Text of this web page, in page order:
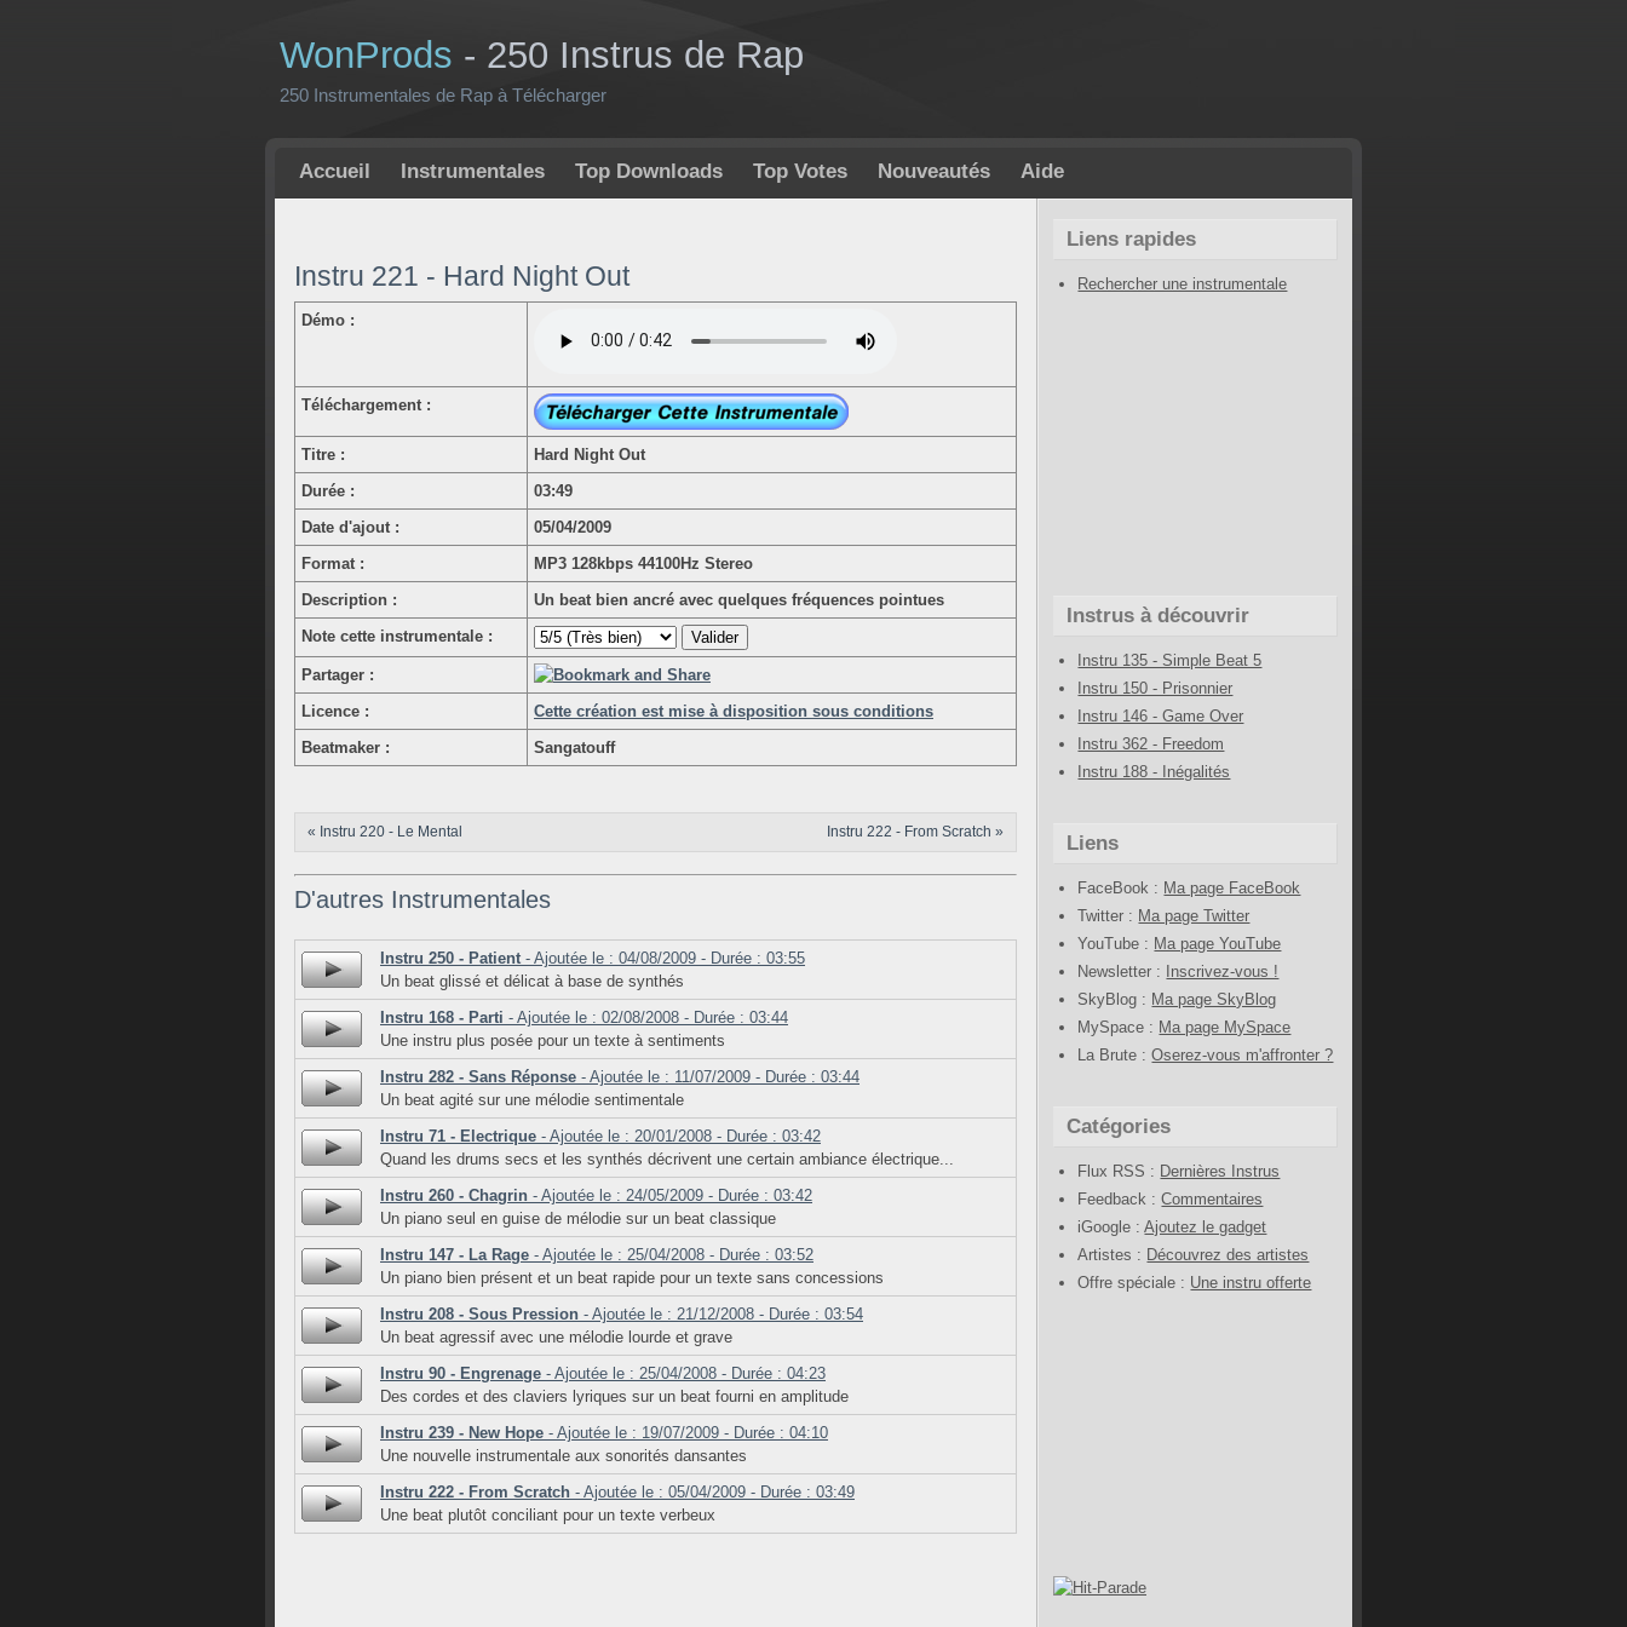
WonProds - 250 Instrus de Rap
250 Instrumentales de Rap à Télécharger
Accueil Instrumentales Top Downloads Top Votes Nouveautés Aide
Instru 221 - Hard Night Out
Démo :
Téléchargement :
Titre :
Hard Night Out
Durée :
03:49
Date d'ajout :
05/04/2009
Format :
MP3 128kbps 44100Hz Stereo
Description :
Un beat bien ancré avec quelques fréquences pointues
Note cette instrumentale :
Partager :
Licence :
Cette création est mise à disposition sous conditions
Beatmaker :
Sangatouff
« Instru 220 - Le Mental Instru 222 - From Scratch »
D'autres Instrumentales
Instru 250 - Patient - Ajoutée le : 04/08/2009 - Durée : 03:55
Un beat glissé et délicat à base de synthés
Instru 168 - Parti - Ajoutée le : 02/08/2008 - Durée : 03:44
Une instru plus posée pour un texte à sentiments
Instru 282 - Sans Réponse - Ajoutée le : 11/07/2009 - Durée : 03:44
Un beat agité sur une mélodie sentimentale
Instru 71 - Electrique - Ajoutée le : 20/01/2008 - Durée : 03:42
Quand les drums secs et les synthés décrivent une certain ambiance électrique...
Instru 260 - Chagrin - Ajoutée le : 24/05/2009 - Durée : 03:42
Un piano seul en guise de mélodie sur un beat classique
Instru 147 - La Rage - Ajoutée le : 25/04/2008 - Durée : 03:52
Un piano bien présent et un beat rapide pour un texte sans concessions
Instru 208 - Sous Pression - Ajoutée le : 21/12/2008 - Durée : 03:54
Un beat agressif avec une mélodie lourde et grave
Instru 90 - Engrenage - Ajoutée le : 25/04/2008 - Durée : 04:23
Des cordes et des claviers lyriques sur un beat fourni en amplitude
Instru 239 - New Hope - Ajoutée le : 19/07/2009 - Durée : 04:10
Une nouvelle instrumentale aux sonorités dansantes
Instru 222 - From Scratch - Ajoutée le : 05/04/2009 - Durée : 03:49
Une beat plutôt conciliant pour un texte verbeux
Liens rapides
Rechercher une instrumentale
Instrus à découvrir
Instru 135 - Simple Beat 5
Instru 150 - Prisonnier
Instru 146 - Game Over
Instru 362 - Freedom
Instru 188 - Inégalités
Liens
FaceBook : Ma page FaceBook
Twitter : Ma page Twitter
YouTube : Ma page YouTube
Newsletter :
Inscrivez-vous !
SkyBlog : Ma page SkyBlog
MySpace : Ma page MySpace
La Brute :Oserez-vous m'affronter ?
Catégories
Flux RSS : Dernières Instrus
Feedback :Commentaires
iGoogle :Ajoutez le gadget
Artistes : Découvrez des artistes
Offre spéciale : Une instru offerte